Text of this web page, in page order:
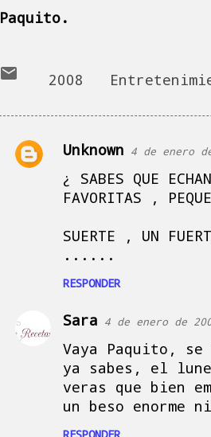
Paquito.
2008
C
i
Unknown 4 de enero
¿ SABES QUE
FAVORITAS ,
SUERTE , UN
......
RESPONDER
Sara 4 de enero de
Vaya Paquito, se
ya sabes, el
veras que bien
un beso enorme